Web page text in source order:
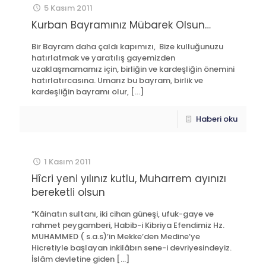
5 Kasım 2011
Kurban Bayramınız Mübarek Olsun…
Bir Bayram daha çaldı kapımızı, Bize kulluğunuzu
hatırlatmak ve yaratılış gayemizden
uzaklaşmamamız için, birliğin ve kardeşliğin önemini
hatırlatırcasına. Umarız bu bayram, birlik ve
kardeşliğin bayramı olur, […]
Haberi oku
1 Kasım 2011
Hîcri yeni yılınız kutlu, Muharrem ayınızı
bereketli olsun
”Kâinatın sultanı, iki cihan güneşi, ufuk-gaye ve
rahmet peygamberi, Habib-i Kibriya Efendimiz Hz.
MUHAMMED ( s.a.s)’in Mekke’den Medine’ye
Hicretiyle başlayan inkilâbın sene-i devriyesindeyiz.
İslâm devletine giden […]